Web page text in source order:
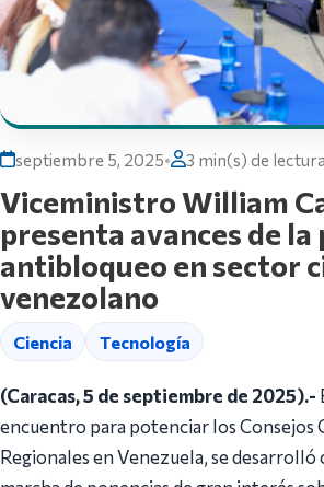
septiembre 5, 2025• 3 min(s) de lectura
Viceministro William
presenta avances de
antibloqueo en sector
venezolano
Ciencia Tecnología
(Caracas, 5 de septiembre de 2025).-
encuentro para potenciar los Consejos
Regionales en Venezuela, se desarrolló